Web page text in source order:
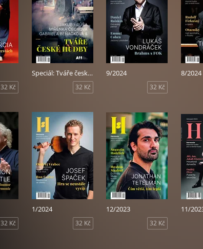
32 Kč
Speciál: Tváře české hudby
32 Kč
9/2024
32 Kč
8/2024
32 Kč
1/2024
32 Kč
12/2023
32 Kč
11/